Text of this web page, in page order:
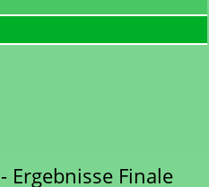
Ergebnisse Finale